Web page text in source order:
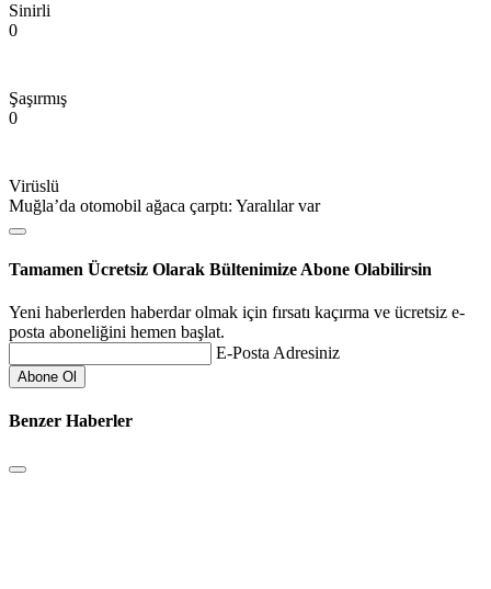
Sinirli
0
Şaşırmış
0
Virüslü
Muğla’da otomobil ağaca çarptı: Yaralılar var
Tamamen Ücretsiz Olarak Bültenimize Abone Olabilirsin
Yeni haberlerden haberdar olmak için fırsatı kaçırma ve ücretsiz e-
posta aboneliğini hemen başlat.
E-Posta Adresiniz
Benzer Haberler